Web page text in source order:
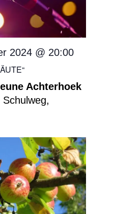
2024 @ 20:00
Achterhoek